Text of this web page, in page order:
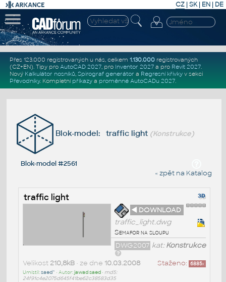
CZ | SK| EN | DE
Přes 123.000 registrovaných u nás, celkem 1.130.000registrovaných
(CZ+EN). Tipy pro AutoCAD 2027, pro Inventor 2027a pro Revit 2027.
Nový Kalkulátor nosníků, Spirograf generátor a Regresní křivkyv sekci
Převodníky. Kompletní příkazya proměnné AutoCADu 2027.
Blok-model: traffic light (Konstrukce)
Blok-model #2561
« zpět na Katalog
traffic light
◄ DOWNLOAD
traffic_light.dwg
Semafor na sloupu
kat:Konstrukce
DWG2007
Staženo: 6885x
Velikost 210,8kB• ze dne 10.03.2008
Umístil:saed^ • Autor:jawad saed• md5:
24f91c4e2075d645f41be62c38583d35